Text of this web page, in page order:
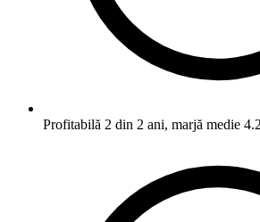
Profitabilă 2 din 2 ani, marjă medie